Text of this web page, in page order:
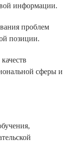
информации.
проблем
позиции.
сферы и